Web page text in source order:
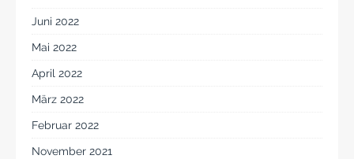
Juni 2022
Mai 2022
April 2022
März 2022
Februar 2022
November 2021